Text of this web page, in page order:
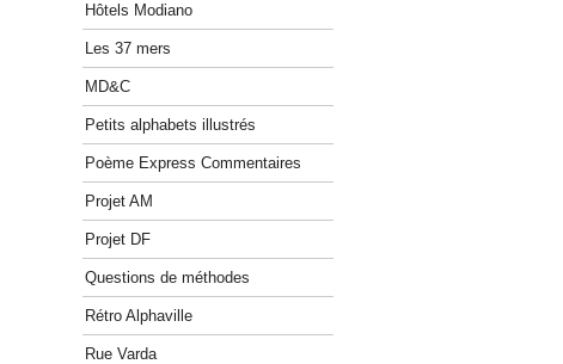
Hôtels Modiano
Les 37 mers
MD&C
Petits alphabets illustrés
Poème Express Commentaires
Projet AM
Projet DF
Questions de méthodes
Rétro Alphaville
Rue Varda